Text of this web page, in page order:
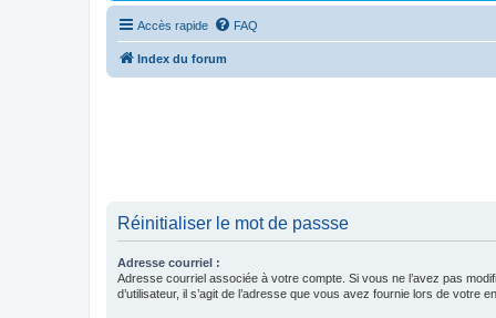
Accès rapide FAQ
Index du forum
Réinitialiser le mot de passse
Adresse courriel :
Adresse courriel associée à votre compte. Si vous ne l’avez pas
d’utilisateur, il s’agit de l’adresse que vous avez fournie lors de votre